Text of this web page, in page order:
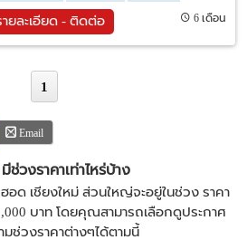
ยละเอียด - ติดต่อ 6 เดือน
1
Email
วงราคาเท่าไหร่บ้าง
อด เชียงใหม่ ส่วนใหญ่จะอยู่ในช่วง ราคา
บาท โดยคุณสามารถเลือกดูประกาศ
ช่วงราคาต่างๆได้ตามนี้